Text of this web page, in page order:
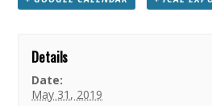
Details
Date:
May 31, 2019